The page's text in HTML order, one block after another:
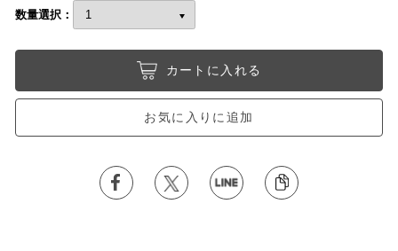
数量選択：
カートに入れる
お気に入りに追加